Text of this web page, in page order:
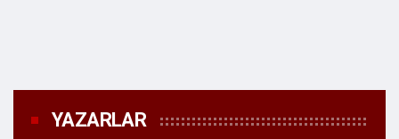
YAZARLAR